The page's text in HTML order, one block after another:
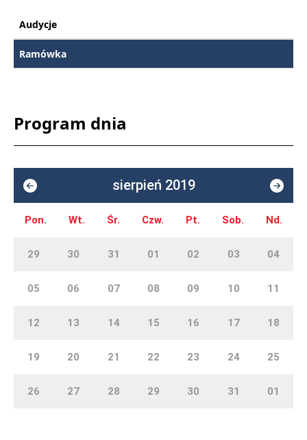
Audycje
Ramówka
Program dnia
sierpień 2019
Pon. Wt. Śr. Czw. Pt. Sob. Nd.
29 30 31 01 02 03 04
05 06 07 08 09 10 11
12 13 14 15 16 17 18
19 20 21 22 23 24 25
26 27 28 29 30 31 01